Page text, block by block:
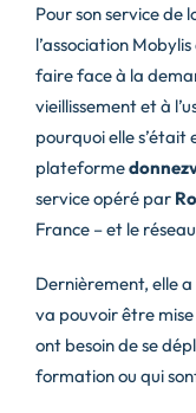
Pour son service de
l’association Mobylis
faire face à la
vieillissement et à
pourquoi elle s’était
plateforme
service opéré par
France – et le
Dernièrement, elle
va pouvoir être
ont besoin de se
formation ou qui